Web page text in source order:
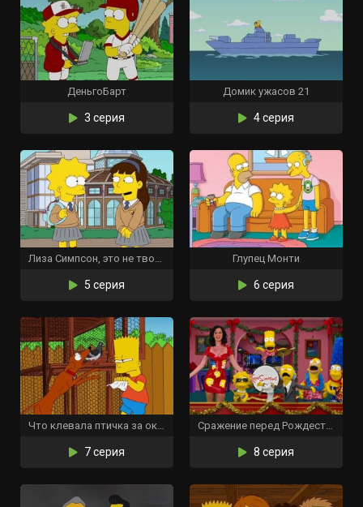
ДеньгоБарт
3 серия
Домик ужасов 21
4 серия
Лиза Симпсон, это не твоя жизнь
5 серия
Глупец Монти
6 серия
Что клевала птичка за окном?
7 серия
Сражение перед Рождеством
8 серия